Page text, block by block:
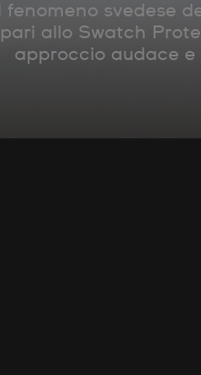
Il fenomeno svedese
pari allo Swatch
approccio audace